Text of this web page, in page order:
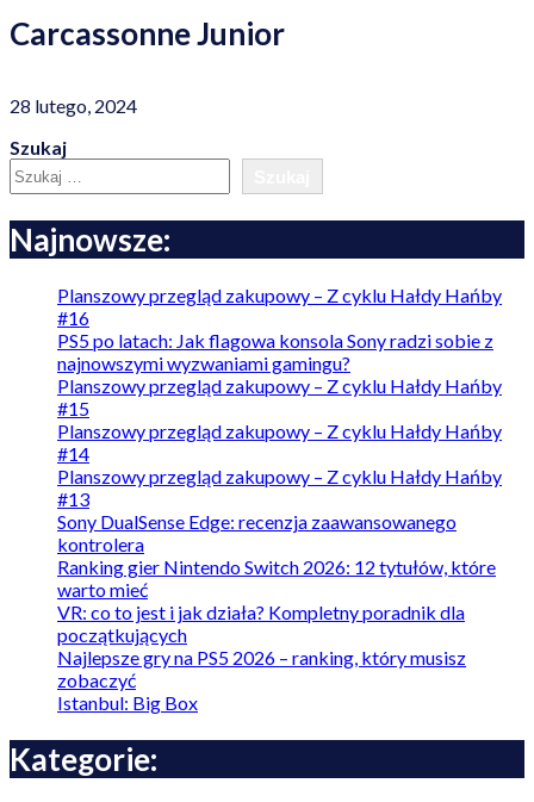
Carcassonne Junior
28 lutego, 2024
Szukaj
Najnowsze:
Planszowy przegląd zakupowy – Z cyklu Hałdy Hańby
#16
PS5 po latach: Jak flagowa konsola Sony radzi sobie z
najnowszymi wyzwaniami gamingu?
Planszowy przegląd zakupowy – Z cyklu Hałdy Hańby
#15
Planszowy przegląd zakupowy – Z cyklu Hałdy Hańby
#14
Planszowy przegląd zakupowy – Z cyklu Hałdy Hańby
#13
Sony DualSense Edge: recenzja zaawansowanego
kontrolera
Ranking gier Nintendo Switch 2026: 12 tytułów, które
warto mieć
VR: co to jest i jak działa? Kompletny poradnik dla
początkujących
Najlepsze gry na PS5 2026 – ranking, który musisz
zobaczyć
Istanbul: Big Box
Kategorie: